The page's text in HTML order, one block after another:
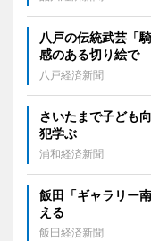
八戸の伝統武芸「
感のある切り絵で
八戸経済新聞
さいたまで子ども
犯学ぶ
浦和経済新聞
飯田「ギャラリー
える
飯田経済新聞